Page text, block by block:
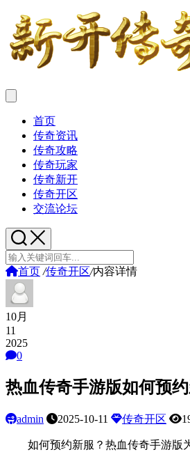
首页
传奇资讯
传奇攻略
传奇玩家
传奇新开
传奇开区
交流论坛
首页 /传奇开区/内容详情
10月
11
2025
0
热血传奇手游版如何预
admin 2025-10-11 传奇开区
如何预约新服？热血传奇手游版为